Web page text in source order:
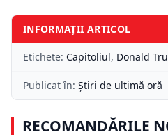
INFORMAȚII ARTICOL
Etichete: Capitoliul, Donald
Publicat în: Știri de ultimă oră
RECOMANDĂRILE